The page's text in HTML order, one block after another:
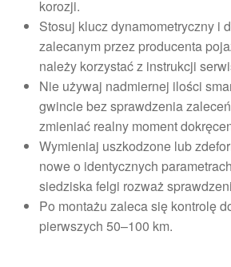
korozji.
Stosuj klucz dynamometryczny i
zalecanym przez producenta
należy korzystać z instrukcji
Nie używaj nadmiernej ilości
gwincie bez sprawdzenia
zmieniać realny moment
Wymieniaj uszkodzone lub
nowe o identycznych
siedziska felgi rozważ
Po montażu zaleca się kontrolę
pierwszych 50–100 km.